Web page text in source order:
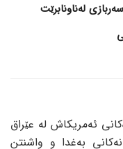
لەناونابرێت
ئەمریکاش لە عێراق
بەغدا و واشنتن